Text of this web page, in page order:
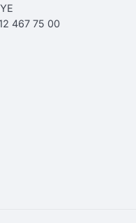
467 75 00